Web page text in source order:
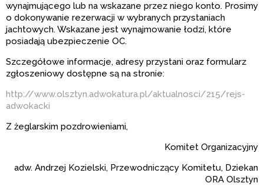
wynajmującego lub na wskazane przez niego konto. Prosimy
o dokonywanie rezerwacji w wybranych przystaniach
jachtowych. Wskazane jest wynajmowanie łodzi, które
posiadają ubezpieczenie OC.
Szczegółowe informacje, adresy przystani oraz formularz
zgłoszeniowy dostępne są na stronie:
http://www.olsztyn.adwokatura.pl/aktualnosci/215/rejs-
adwokacki
Z żeglarskim pozdrowieniami,
Komitet Organizacyjny
adw. Andrzej Kozielski, Przewodniczący Komitetu, Dziekan
ORA Olsztyn